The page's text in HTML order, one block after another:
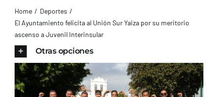
AYUNTAMIENTO
TURISMO
Home
Deportes
El Ayuntamiento felicita al Unión Sur Yaiza por su meritorio
ascenso a Juvenil Interinsular
Otras opciones